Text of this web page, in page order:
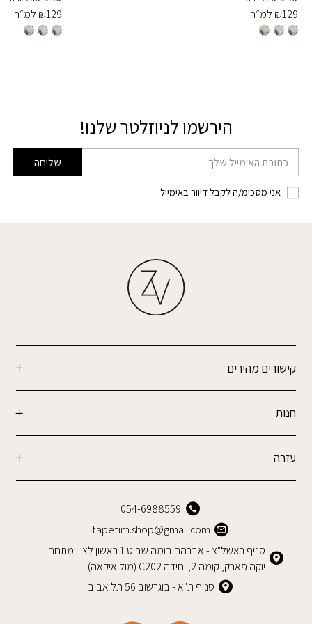
₪129 למ״ר
₪129 למ״ר
הירשמו לניוזלטר שלנו!
דוא׳׳ל שליחה
אני מסכימ/ה לקבל דיוור באימייל
קישורים מהירים
חנות
עזרה
054-6988559
tapetim.shop@gmail.com
סניף ראשל"צ - אברהם בומה שביט 1 ראשון לציון מתחם
יוקה פארק, קומה 2, יחידה C202 (מול איקאה)
סניף ת"א - בוגרשוב 56 תל אביב